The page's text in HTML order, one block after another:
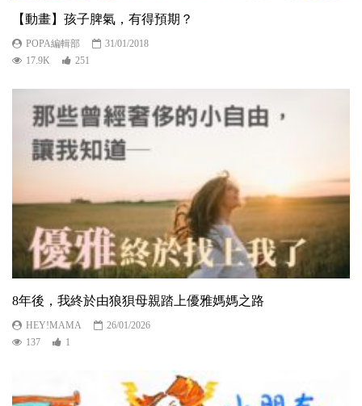
【動畫】孩子脾氣，有得預期？
POPA編輯部
31/01/2018
17.9K
251
8年後，我終於由狼狽母親踏上優雅媽媽之路
HEY!MAMA
26/01/2026
137
1